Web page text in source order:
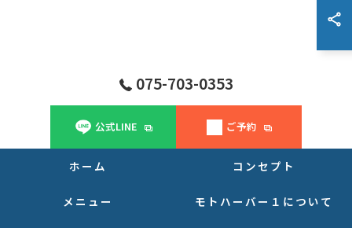
075-703-0353
公式LINE ご予約
ホーム コンセプト
メニュー モトハーバー１について